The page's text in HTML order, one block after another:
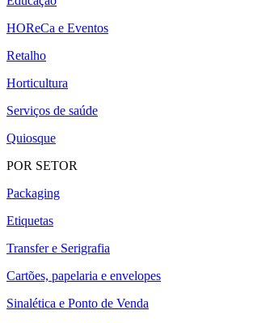
HOReCa e Eventos
Retalho
Horticultura
Serviços de saúde
Quiosque
POR SETOR
Packaging
Etiquetas
Transfer e Serigrafia
Cartões, papelaria e envelopes
Sinalética e Ponto de Venda